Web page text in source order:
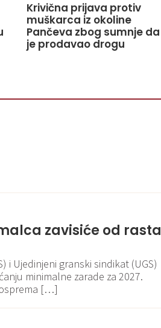
Krivična prijava protiv
muškarca iz okoline
Pančeva zbog sumnje da
je prodavao drogu
zavisiće od rasta
i Ujedinjeni granski sindikat (UGS)
minimalne zarade za 2027.
[…]